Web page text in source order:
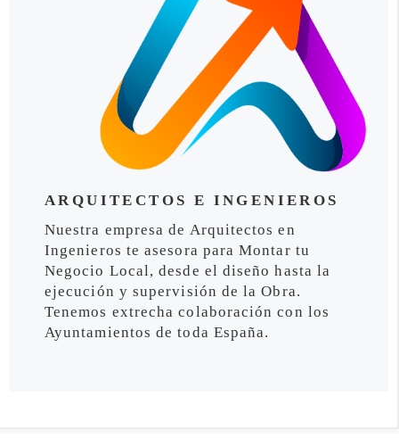
ARQUITECTOS E INGENIEROS
Nuestra empresa de Arquitectos en
Ingenieros te asesora para Montar tu
Negocio Local, desde el diseño hasta la
ejecución y supervisión de la Obra.
Tenemos extrecha colaboración con los
Ayuntamientos de toda España.